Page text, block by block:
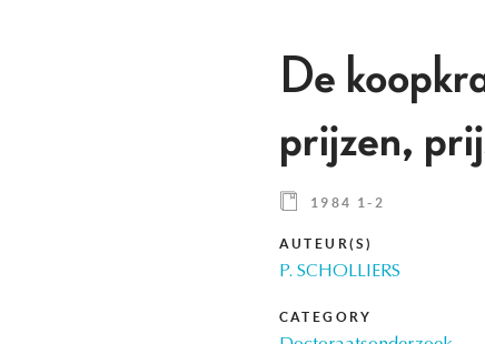
De
prijzen,
1984 1-2
AUTEUR(S)
P. SCHOLLIERS
CATEGORY